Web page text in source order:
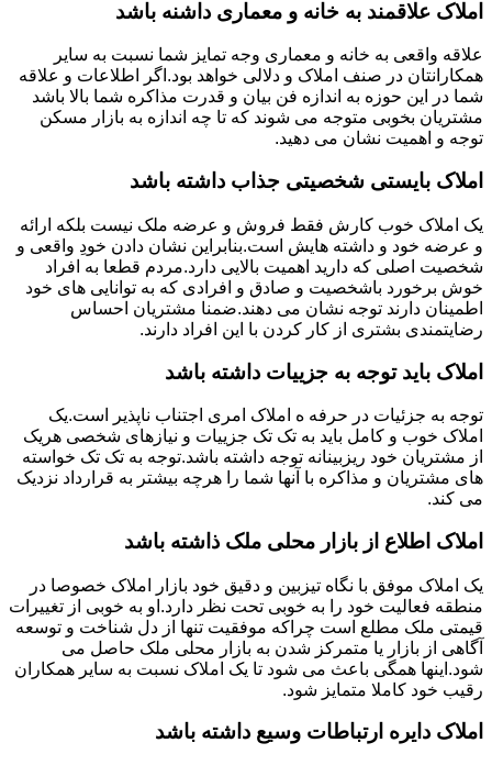
املاک علاقمند به خانه و معماری داشنه باشد
علاقه واقعی به خانه و معماری وجه تمایز شما نسبت به سایر
همکارانتان در صنف املاک و دلالی خواهد بود.اگر اطلاعات و علاقه
شما در این حوزه به اندازه فن بیان و قدرت مذاکره شما بالا باشد
مشتریان بخوبی متوجه می شوند که تا چه اندازه به بازار مسکن
توجه و اهمیت نشان می دهید.
املاک بایستی شخصیتی جذاب داشته باشد
یک املاک خوب کارش فقط فروش و عرضه ملک نیست بلکه ارائه
و عرضه خود و داشته هایش است.بنابراین نشان دادن خودِ واقعی و
شخصیت اصلی که دارید اهمیت بالایی دارد.مردم قطعا به افراد
خوش برخورد باشخصیت و صادق و افرادی که به توانایی های خود
اطمینان دارند توجه نشان می دهند.ضمنا مشتریان احساس
رضایتمندی بشتری از کار کردن با این افراد دارند.
املاک باید توجه به جزییات داشته باشد
توجه به جزئیات در حرفه ه املاک امری اجتناب ناپذیر است.یک
املاک خوب و کامل باید به تک تک جزییات و نیازهای شخصی هریک
از مشتریان خود ریزبینانه توجه داشته باشد.توجه به تک تک خواسته
های مشتریان و مذاکره با آنها شما را هرچه بیشتر به قرارداد نزدیک
می کند.
املاک اطلاع از بازار محلی ملک ذاشته باشد
یک املاک موفق با نگاه تیزبین و دقیق خود بازار املاک خصوصا در
منطقه فعالیت خود را به خوبی تحت نظر دارد.او به خوبی از تغییرات
قیمتی ملک مطلع است چراکه موفقیت تنها از دل شناخت و توسعه
آگاهی از بازار یا متمرکز شدن به بازار محلی ملک حاصل می
شود.اینها همگی باعث می شود تا یک املاک نسبت به سایر همکاران
رقیب خود کاملا متمایز شود.
املاک دایره ارتباطات وسیع داشته باشد